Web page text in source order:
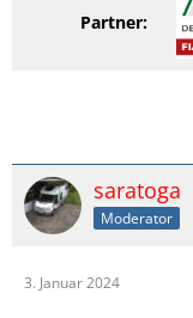
Partner:
saratoga
Moderator
3. Januar 2024